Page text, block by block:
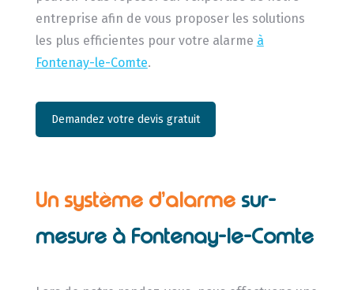
entreprise afin de vous proposer les solutions
les plus efficientes pour votre alarme à
Fontenay-le-Comte.
Demandez votre devis gratuit
Un système d’alarme sur-
mesure à Fontenay-le-Comte